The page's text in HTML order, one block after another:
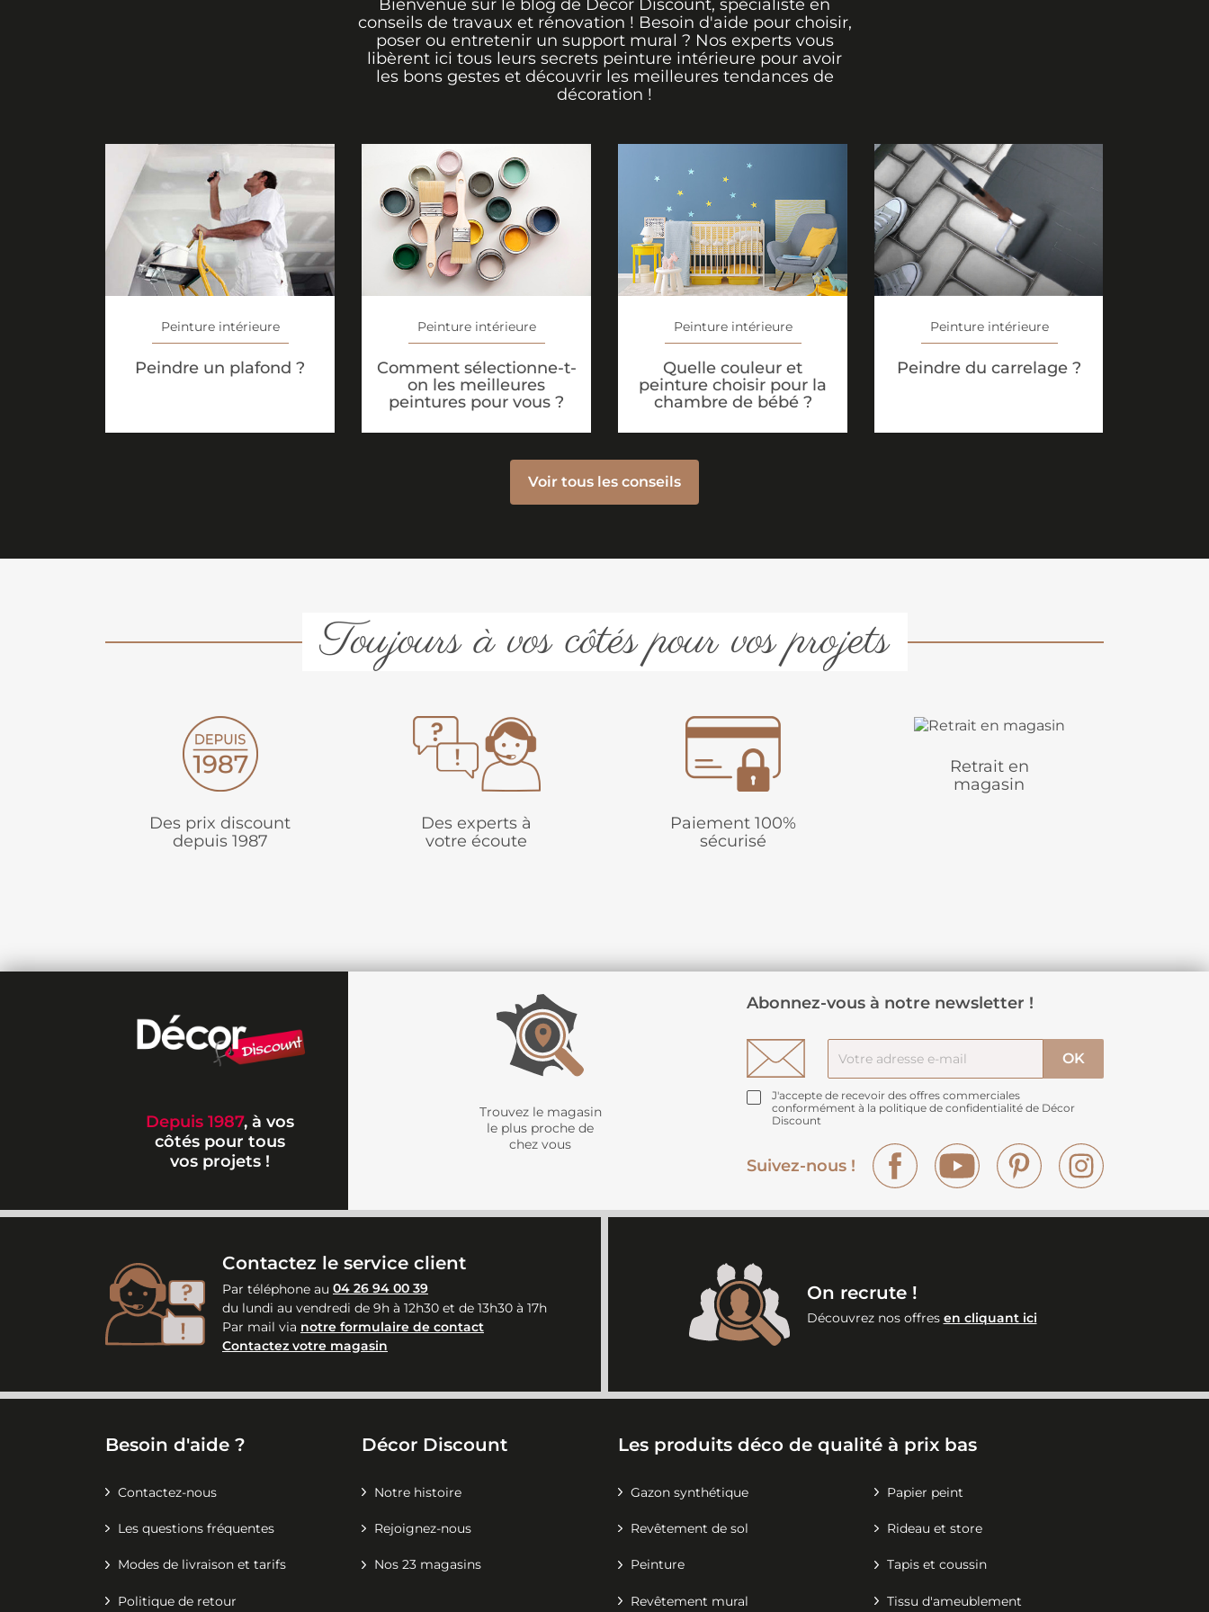
Bienvenue sur le blog de Décor Discount, spécialiste en
conseils de travaux et rénovation ! Besoin d'aide pour choisir,
poser ou entretenir un support mural ? Nos experts vous
libèrent ici tous leurs secrets peinture intérieure pour avoir
les bons gestes et découvrir les meilleures tendances de
décoration !
Peinture intérieure
Peindre un plafond ?
Peinture intérieure
Comment sélectionne-t-
on les meilleures
peintures pour vous ?
Peinture intérieure
Quelle couleur et
peinture choisir pour la
chambre de bébé ?
Peinture intérieure
Peindre du carrelage ?
Voir tous les conseils
Toujours à vos côtés pour vos projets
Des prix discount
depuis 1987
Des experts à
votre écoute
Paiement 100%
sécurisé
Retrait en
magasin
Depuis 1987, à vos
côtés pour tous
vos projets !
Trouvez le magasin
le plus proche de
chez vous
Abonnez-vous à notre newsletter !
J'accepte de recevoir des offres commerciales
conformément à la politique de confidentialité de Décor
Discount
Suivez-nous !
Facebook YouTube Pinterest
Contactez le service client
Par téléphone au 04 26 94 00 39
du lundi au vendredi de 9h à 12h30 et de 13h30 à 17h
Par mail via notre formulaire de contact
Contactez votre magasin
On recrute !
Découvrez nos offres en cliquant ici
Besoin d'aide ?
Contactez-nous
Les questions fréquentes
Modes de livraison et tarifs
Politique de retour
Décor Discount
Notre histoire
Rejoignez-nous
Nos 23 magasins
Les produits déco de qualité à prix bas
Gazon synthétique Papier peint
Revêtement de sol Rideau et store
Peinture Tapis et coussin
Revêtement mural Tissu d'ameublement